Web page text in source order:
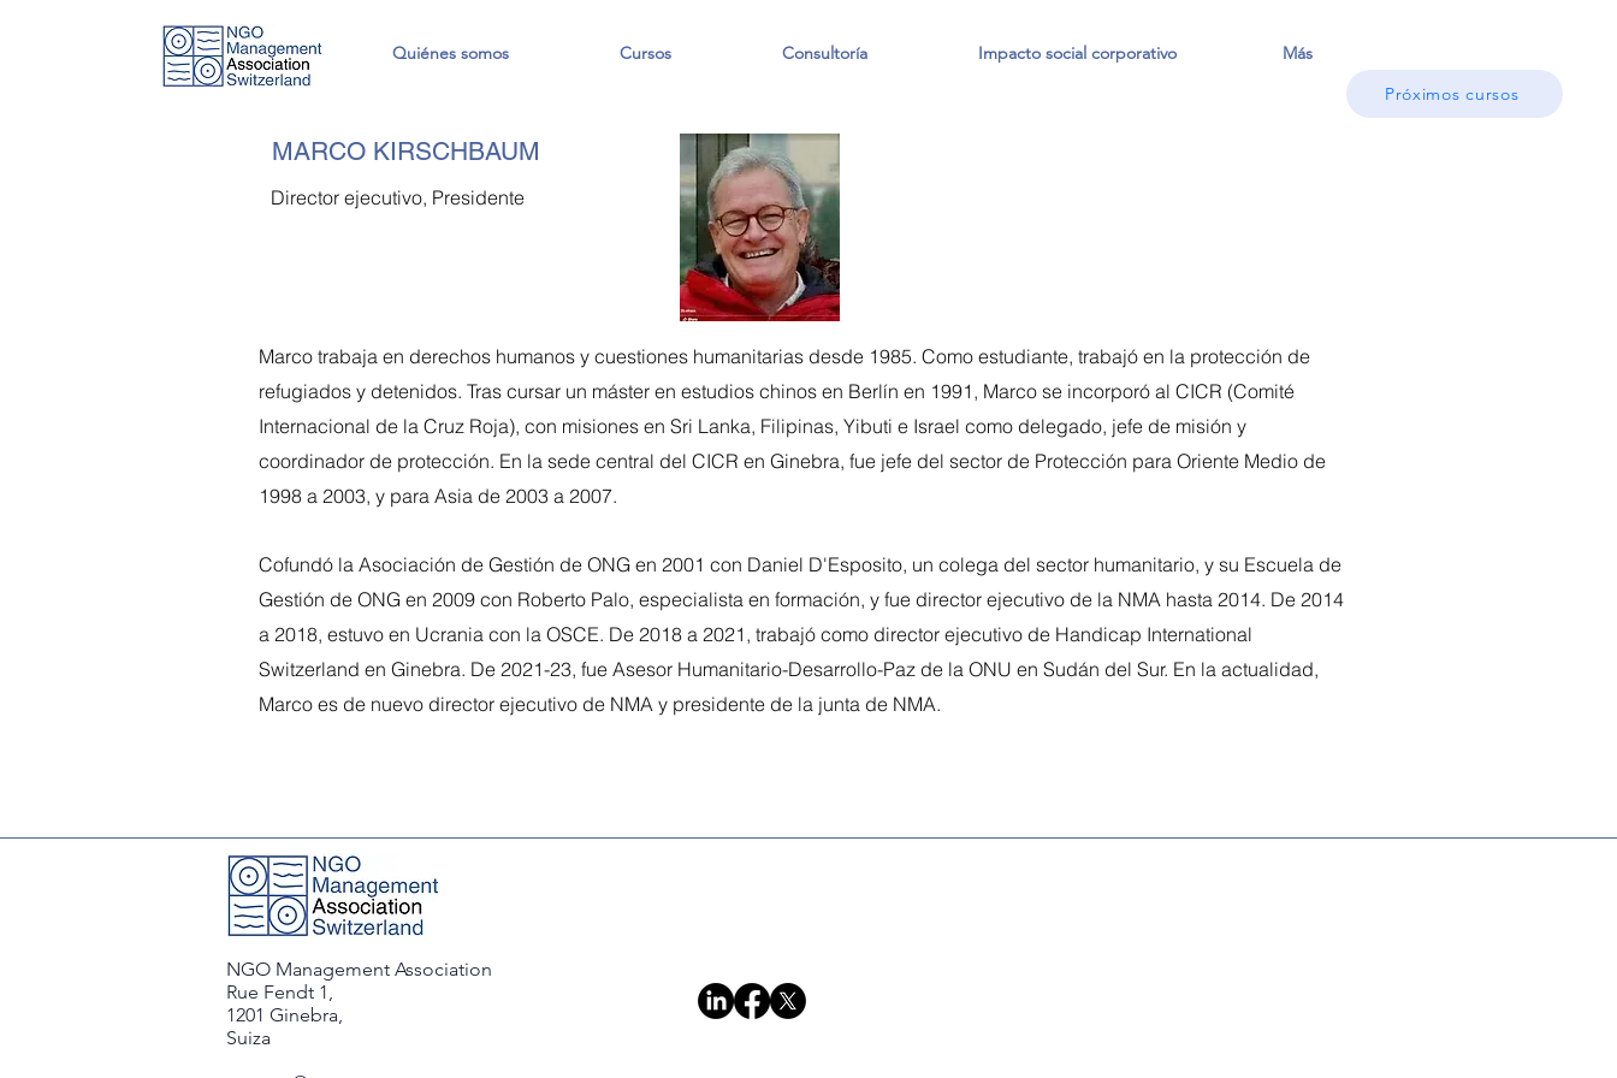
Próximos cursos
Quiénes somos Cursos Consultoría Impacto social corporativo Más
MARCO KIRSCHBAUM
Director ejecutivo, Presidente
Marco trabaja en derechos humanos y cuestiones humanitarias desde 1985. Como estudiante, trabajó en la protección de
refugiados y detenidos. Tras cursar un máster en estudios chinos en Berlín en 1991, Marco se incorporó al CICR (Comité
Internacional de la Cruz Roja), con misiones en Sri Lanka, Filipinas, Yibuti e Israel como delegado, jefe de misión y
coordinador de protección. En la sede central del CICR en Ginebra, fue jefe del sector de Protección para Oriente Medio de
1998 a 2003, y para Asia de 2003 a 2007.
Cofundó la Asociación de Gestión de ONG en 2001 con Daniel D'Esposito, un colega del sector humanitario, y su Escuela de
Gestión de ONG en 2009 con Roberto Palo, especialista en formación, y fue director ejecutivo de la NMA hasta 2014. De 2014
a 2018, estuvo en Ucrania con la OSCE. De 2018 a 2021, trabajó como director ejecutivo de Handicap International
Switzerland en Ginebra. De 2021-23, fue Asesor Humanitario-Desarrollo-Paz de la ONU en Sudán del Sur. En la actualidad,
Marco es de nuevo director ejecutivo de NMA y presidente de la junta de NMA.
NGO Management Association
Rue Fendt 1,
1201 Ginebra,
Suiza